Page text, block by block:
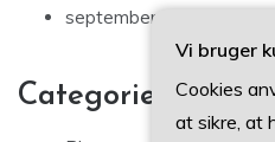
september 2024
Categories
Vi bruger
Cookies
at sikre, at